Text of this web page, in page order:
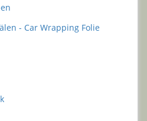
- Car Wrapping Folie